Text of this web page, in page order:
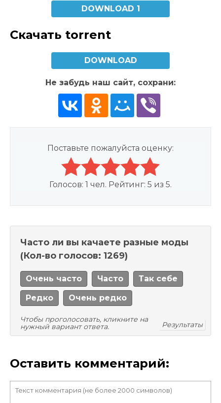
DOWNLOAD 1
Скачать torrent
DOWNLOAD
Не забудь наш сайт, сохрани:
Поставьте пожалуйста оценку:
Голосов: 1 чел. Рейтинг: 5 из 5.
Часто ли вы качаете разные моды
(Кол-во голосов: 1269)
Очень часто Часто Так себе
Редко Очень редко
Чтобы проголосовать, кликните на
нужный вариант ответа.
Результаты
Оставить комментарий: